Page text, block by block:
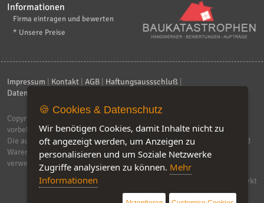
Informationen
Firma eintragen und bewerten
* Unsere Preise
Impressum Kontakt AGB Haftungsaussschluß
Datenschutzerklärung
Copyright © 2026
vorbehalten.
Die auf dieser Seite verwendeten Produktbezeichnungen, Namen und
Warenzeichen sind Eigentum der jeweiligen Firmen. Unser Portal
verwendet Affiliat-Links, für dir wir Geld erhalten.
Software by IQ-Markt
🍪 Cookies & Datenschutz
Wir benötigen Cookies, damit Inhalte nicht zu
oft angezeigt werden, um Anzeigen zu
personalisieren und um Soziale Netzwerke
Zugriffe analysieren zu können. Mehr
Informationen